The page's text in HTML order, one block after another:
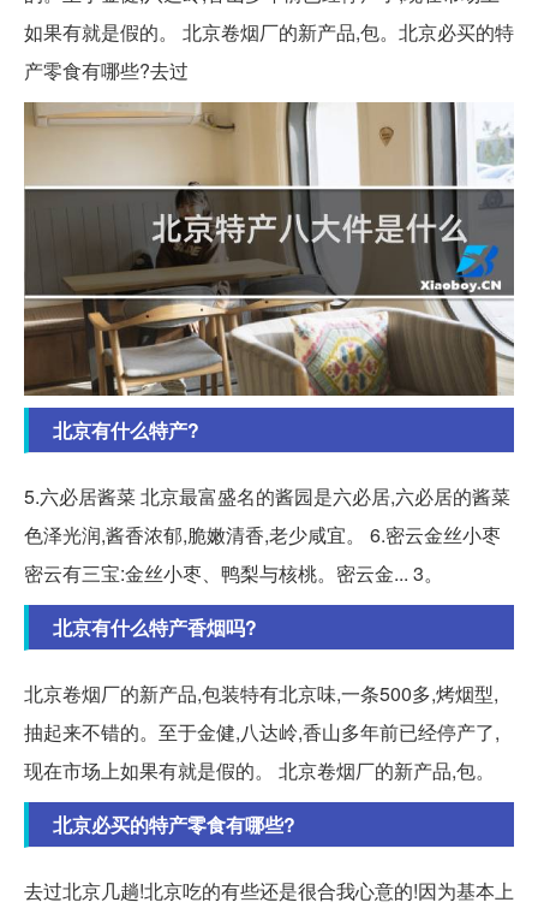
如果有就是假的。 北京卷烟厂的新产品,包。北京必买的特
产零食有哪些?去过
北京有什么特产?
5.六必居酱菜 北京最富盛名的酱园是六必居,六必居的酱菜
色泽光润,酱香浓郁,脆嫩清香,老少咸宜。 6.密云金丝小枣
密云有三宝:金丝小枣、鸭梨与核桃。密云金... 3。
北京有什么特产香烟吗?
北京卷烟厂的新产品,包装特有北京味,一条500多,烤烟型,
抽起来不错的。至于金健,八达岭,香山多年前已经停产了,
现在市场上如果有就是假的。 北京卷烟厂的新产品,包。
北京必买的特产零食有哪些?
去过北京几趟!北京吃的有些还是很合我心意的!因为基本上